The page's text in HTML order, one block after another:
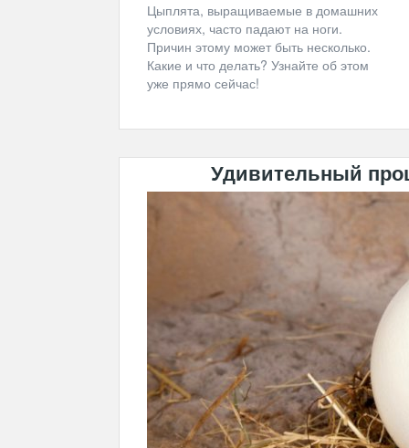
Цыплята, выращиваемые в домашних
условиях, часто падают на ноги.
Причин этому может быть несколько.
Какие и что делать? Узнайте об этом
уже прямо сейчас!
Удивительный